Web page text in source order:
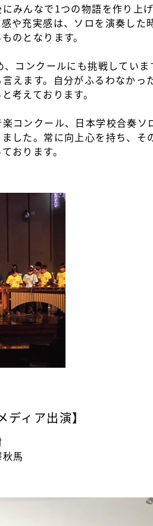
みんなで1つの物語を作り上
や充実感は、ソロを演奏した
のとなります。
コンクールにも挑戦してい
えます。自分がふるわなか
考えております。
コンクール、日本学校合奏
した。常に向上心を持ち、
おります。
ィア出演】
馬